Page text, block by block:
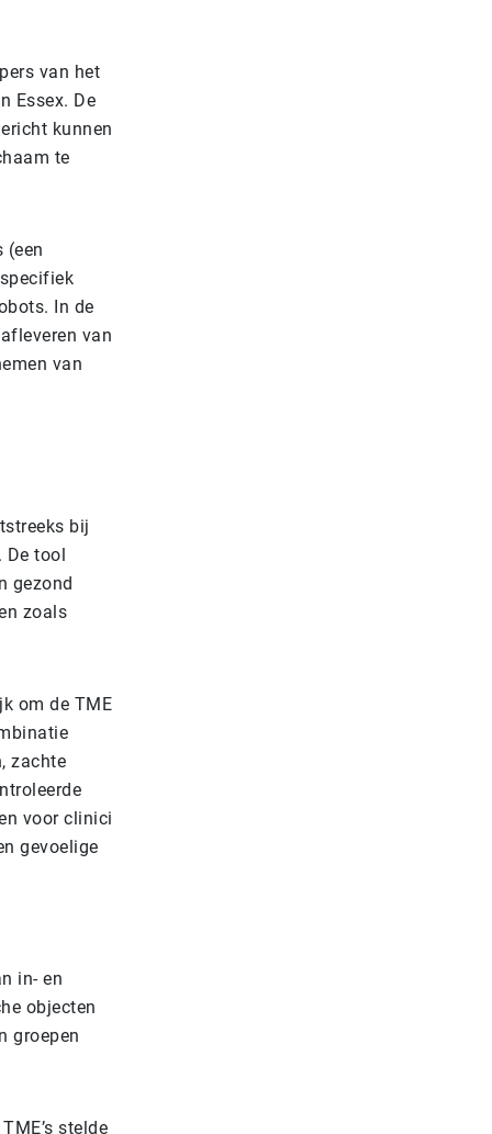
van het
Essex. De
kunnen
te
(een
In de
van
van
bij
De tool
gezond
zoals
om de TME
zachte
voor clinici
gevoelige
in- en
objecten
groepen
stelde